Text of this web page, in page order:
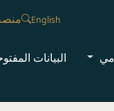
English
البيانات